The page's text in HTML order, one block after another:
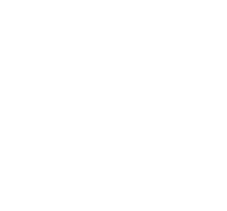
Mundiales"), una red
El BIC es necesario para
un código SWIFT específico para
sede bancaria central. Si no, se
y anular el pago.
la transferencia.